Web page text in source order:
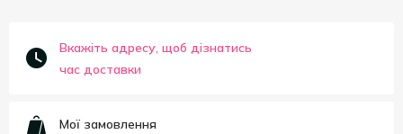
Вкажіть адресу, щоб дізнатись
час доставки
Мої замовлення